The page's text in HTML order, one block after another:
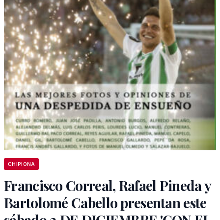
CHIPIONA
Francisco Correal, Rafael Pineda y
Bartolomé Cabello presentan este